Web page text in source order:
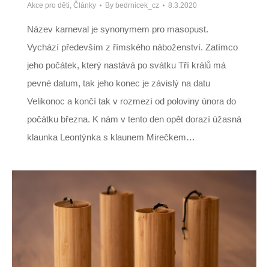
Akce pro děti, Články By bedrnicek_cz 8.3.2020
Název karneval je synonymem pro masopust.
Vychází především z římského náboženství. Zatímco
jeho počátek, který nastává po svátku Tří králů má
pevné datum, tak jeho konec je závislý na datu
Velikonoc a končí tak v rozmezí od poloviny února do
počátku března. K nám v tento den opět dorazí úžasná
klaunka Leontýnka s klaunem Mirečkem…